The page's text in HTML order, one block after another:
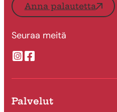
Anna palautetta
Seuraa meitä
Suonenjoen kaupungin
Suonenjoen kaupungin
Palvelut